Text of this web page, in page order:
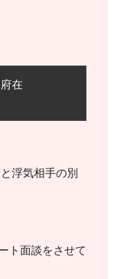
在
浮気相手の別
ト面談をさせて